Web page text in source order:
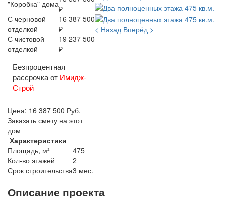
"Коробка" дома₽
С черновой
отделкой
16 387 500
₽
С чистовой
отделкой
19 237 500
₽
Безпроцентная
рассрочка от Имидж-
Строй
Цена: 16 387 500 Руб.
Заказать смету на этот
дом
Характеристики
Площадь, м²
475
Кол-во этажей
2
Срок строительства3 мес.
< Назад Вперёд >
Описание проекта